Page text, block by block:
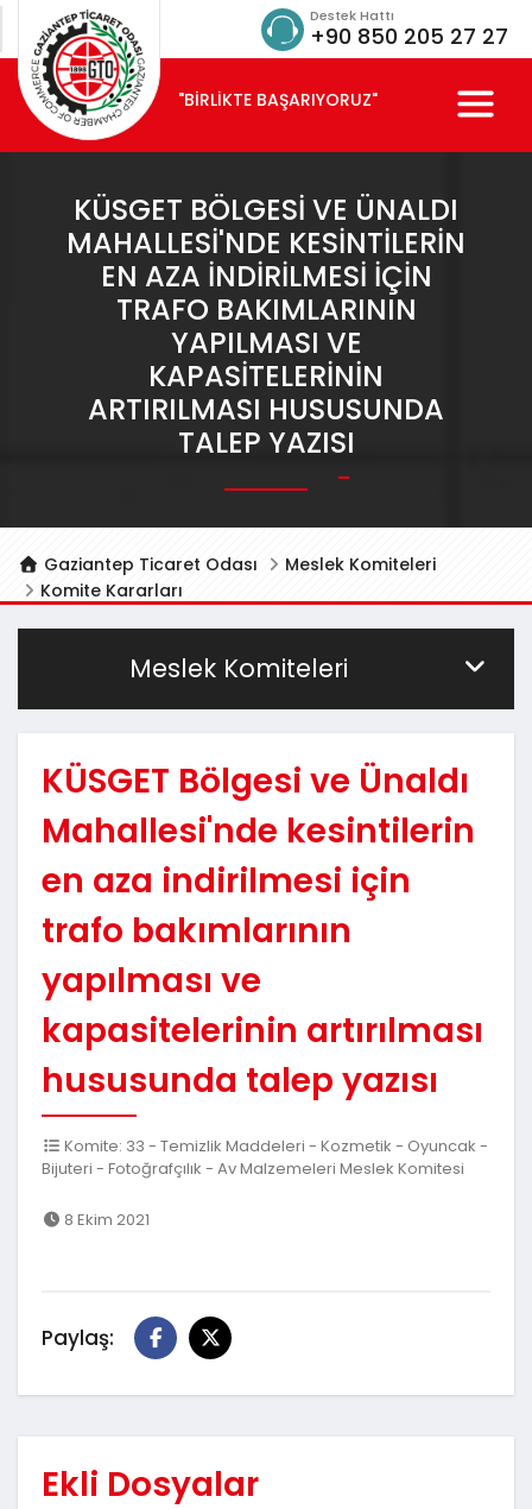
Destek Hattı
+90 850 205 27 27
"BİRLİKTE BAŞARIYORUZ"
KÜSGET BÖLGESI VE ÜNALDI
MAHALLESI'NDE KESINTILERIN
EN AZA INDIRILMESI IÇIN
TRAFO BAKIMLARININ
YAPILMASI VE
KAPASITELERININ
ARTIRILMASI HUSUSUNDA
TALEP YAZISI
Gaziantep Ticaret Odası
Meslek Komiteleri
Komite Kararları
Meslek Komiteleri
KÜSGET Bölgesi ve Ünaldı
Mahallesi'nde kesintilerin
en aza indirilmesi için
trafo bakımlarının
yapılması ve
kapasitelerinin artırılması
hususunda talep yazısı
Komite: 33 - Temizlik Maddeleri - Kozmetik - Oyuncak -
Bijuteri - Fotoğrafçılık - Av Malzemeleri Meslek Komitesi
8 Ekim 2021
Paylaş:
Ekli Dosyalar